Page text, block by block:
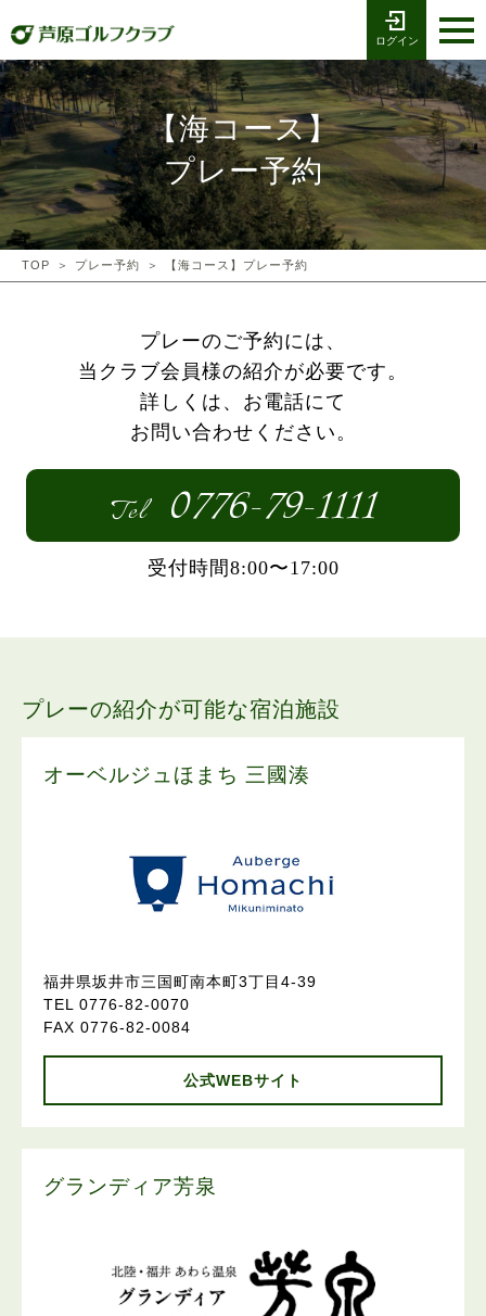
ログイン
お電話でのご予約 受付時間8:00〜17:00
Tel 0776-79-1111
ホーム
海コース
湖コース
クラブ競技
施設案内
交通アクセス
お問い合わせ
【海コース】
プレー予約
TOP プレー予約 【海コース】プレー予約
プレーのご予約には、
当クラブ会員様の紹介が必要です。
詳しくは、お電話にて
お問い合わせください。
Tel 0776-79-1111
受付時間8:00〜17:00
プレーの紹介が可能な宿泊施設
オーベルジュほまち 三國湊
福井県坂井市三国町南本町3丁目4-39
TEL 0776-82-0070
FAX 0776-82-0084
公式WEBサイト
グランディア芳泉